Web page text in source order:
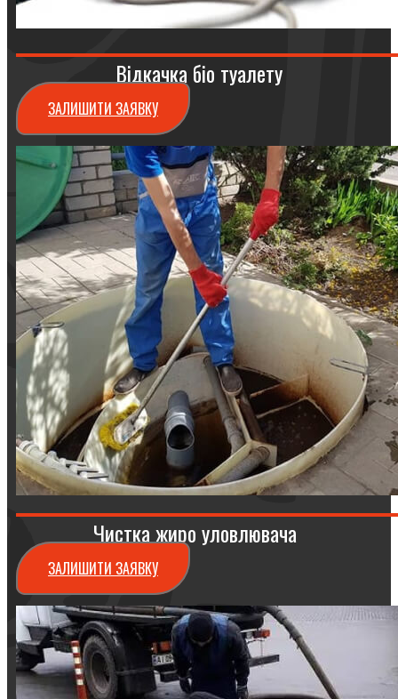
Відкачка біо туалету
ЗАЛИШИТИ ЗАЯВКУ
Чистка жиро уловлювача
ЗАЛИШИТИ ЗАЯВКУ